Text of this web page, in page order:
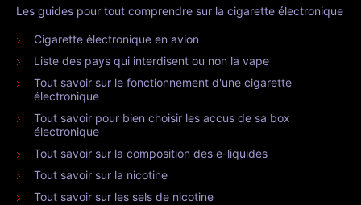
Les guides pour tout comprendre sur la cigarette électronique
Cigarette électronique en avion
Liste des pays qui interdisent ou non la vape
Tout savoir sur le fonctionnement d'une cigarette
électronique
Tout savoir pour bien choisir les accus de sa box
électronique
Tout savoir sur la composition des e-liquides
Tout savoir sur la nicotine
Tout savoir sur les sels de nicotine